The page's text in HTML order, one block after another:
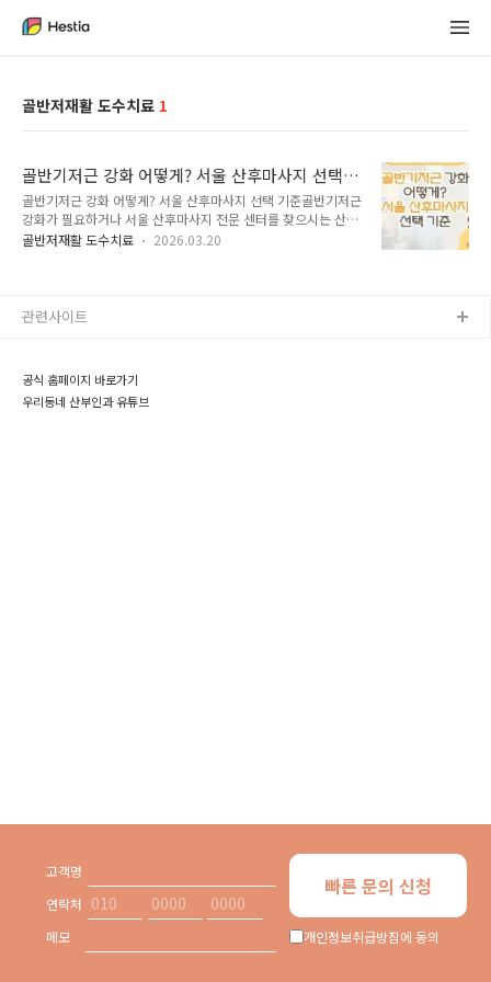
골반저재활 도수치료 1
골반기저근 강화 어떻게? 서울 산후마사지 선택
기준
골반기저근 강화 어떻게? 서울 산후마사지 선택 기준골반기저근
강화가 필요하거나 서울 산후마사지 전문 센터를 찾으시는 산모
님들이라면 제왕절개 이후의 회복 과정에 대해 깊은 관심을 두고
적 처치이기에 흉터는 물론이고 보이지 않는 내부 조직의 불편함
궁금하시다면 오늘 이 시간을 통해 궁금증을 해결해 보시길 바랍
니다. 핵심 요약1. 제왕절개 유착 현상은 적절한..
골반저재활 도수치료 2026.03.20
공식 홈페이지 바로가기
우리동네 산부인과 유튜브
관련사이트
고객명
연락처
메모
개인정보취급방침에 동의
빠른 문의 신청